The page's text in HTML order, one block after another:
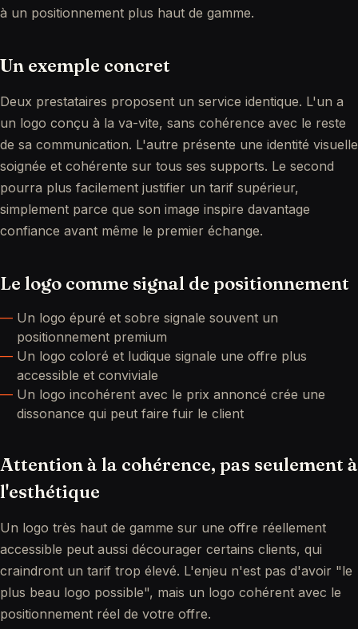
à un positionnement plus haut de gamme.
Un exemple concret
Deux prestataires proposent un service identique. L'un a
un logo conçu à la va-vite, sans cohérence avec le reste
de sa communication. L'autre présente une identité visuelle
soignée et cohérente sur tous ses supports. Le second
pourra plus facilement justifier un tarif supérieur,
simplement parce que son image inspire davantage
confiance avant même le premier échange.
Le logo comme signal de positionnement
Un logo épuré et sobre signale souvent un
positionnement premium
Un logo coloré et ludique signale une offre plus
accessible et conviviale
Un logo incohérent avec le prix annoncé crée une
dissonance qui peut faire fuir le client
Attention à la cohérence, pas seulement à
l'esthétique
Un logo très haut de gamme sur une offre réellement
accessible peut aussi décourager certains clients, qui
craindront un tarif trop élevé. L'enjeu n'est pas d'avoir "le
plus beau logo possible", mais un logo cohérent avec le
positionnement réel de votre offre.